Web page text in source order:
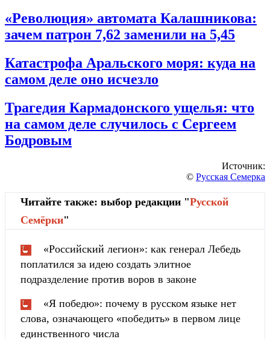
«Революция» автомата Калашникова:
зачем патрон 7,62 заменили на 5,45
Катастрофа Аральского моря: куда на
самом деле оно исчезло
Трагедия Кармадонского ущелья: что
на самом деле случилось с Сергеем
Бодровым
Источник:
© Русская Семерка
Читайте также: выбор редакции "Русской
Cемёрки"
«Российский легион»: как генерал Лебедь
поплатился за идею создать элитное
подразделение против воров в законе
«Я победю»: почему в русском языке нет
слова, означающего «победить» в первом лице
единственного числа